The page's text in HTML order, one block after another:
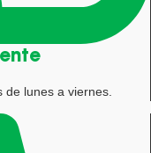
lunes a viernes.